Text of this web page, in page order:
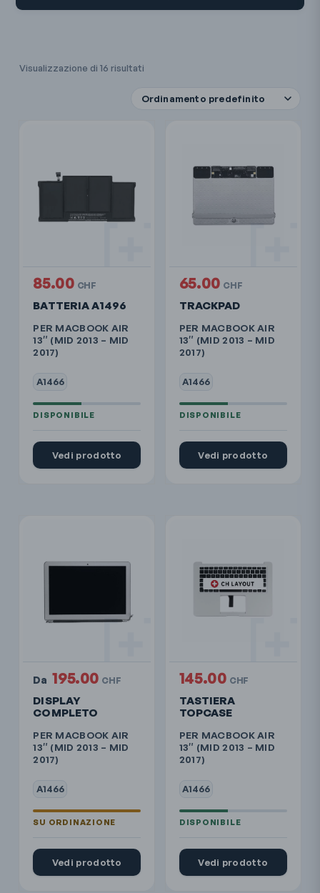
Visualizzazione di 16 risultati
BATTERIA A1496
PER MACBOOK AIR
13″ (MID 2013 – MID
2017)
A1466
85.00 CHF
Vedi prodotto
TRACKPAD
PER MACBOOK AIR
13″ (MID 2013 – MID
2017)
A1466
65.00 CHF
Vedi prodotto
DISPLAY
COMPLETO
PER MACBOOK AIR
13″ (MID 2013 – MID
2017)
A1466
Da 195.00 CHF
Vedi prodotto
TASTIERA
TOPCASE
PER MACBOOK AIR
13″ (MID 2013 – MID
2017)
A1466
145.00 CHF
Vedi prodotto